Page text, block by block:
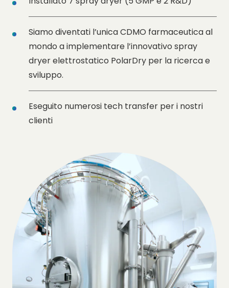
Siamo diventati l’unica CDMO farmaceutica al
mondo a implementare l’innovativo spray
dryer elettrostatico PolarDry per la ricerca e
sviluppo.
Eseguito numerosi tech transfer per i nostri
clienti